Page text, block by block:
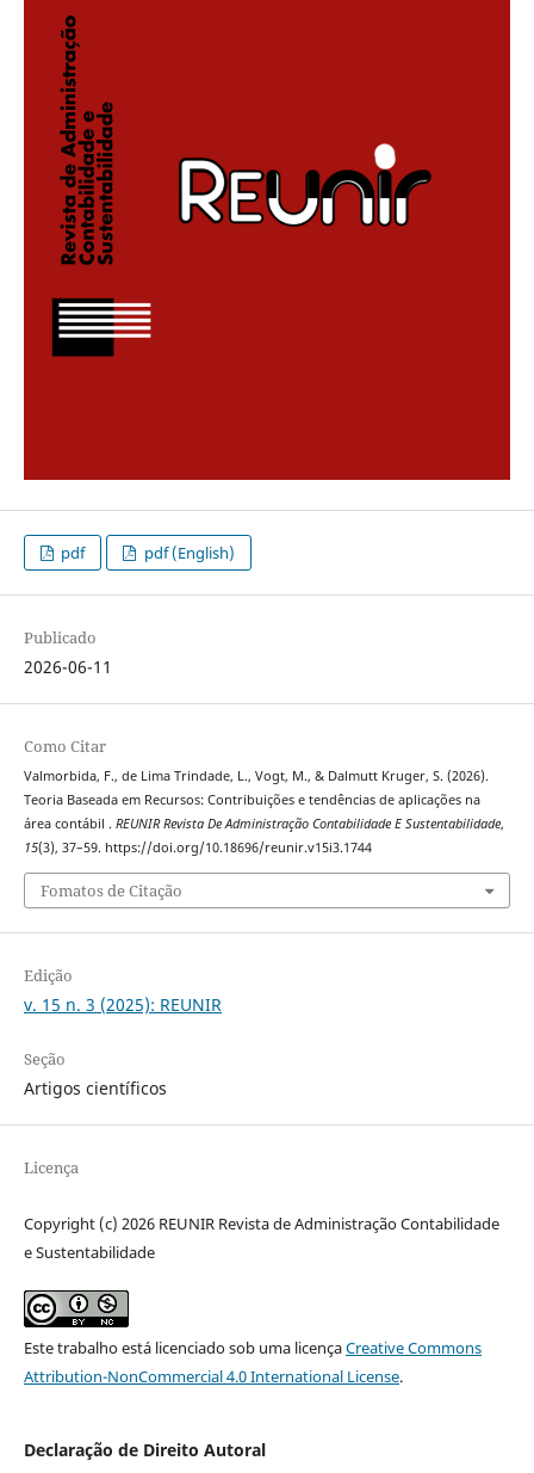
pdf pdf (English)
Publicado
2026-06-11
Como Citar
Valmorbida, F., de Lima Trindade, L., Vogt, M., & Dalmutt Kruger, S. (2026).
Teoria Baseada em Recursos: Contribuições e tendências de aplicações na
área contábil . REUNIR Revista De Administração Contabilidade E Sustentabilidade,
15(3), 37–59. https://doi.org/10.18696/reunir.v15i3.1744
Fomatos de Citação
Edição
v. 15 n. 3 (2025): REUNIR
Seção
Artigos científicos
Licença
Copyright (c) 2026 REUNIR Revista de Administração Contabilidade
e Sustentabilidade
Este trabalho está licenciado sob uma licençaCreative Commons
Attribution-NonCommercial 4.0 International License.
Declaração de Direito Autoral